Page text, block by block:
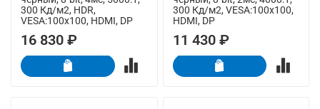
300 Кд/м2, HDR,
VESA:100x100, HDMI, DP
16 830 ₽
300 Кд/м2, VESA:100x100,
HDMI, DP
11 430 ₽